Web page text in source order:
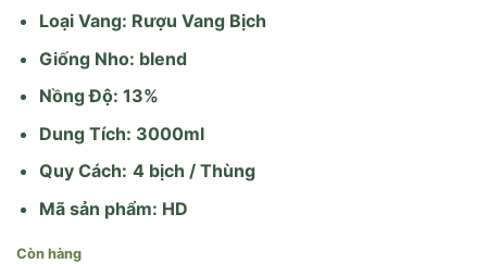
Loại Vang: Rượu Vang Bịch
Giống Nho: blend
Nồng Độ: 13%
Dung Tích: 3000ml
Quy Cách: 4 bịch / Thùng
Mã sản phẩm: HD
Còn hàng